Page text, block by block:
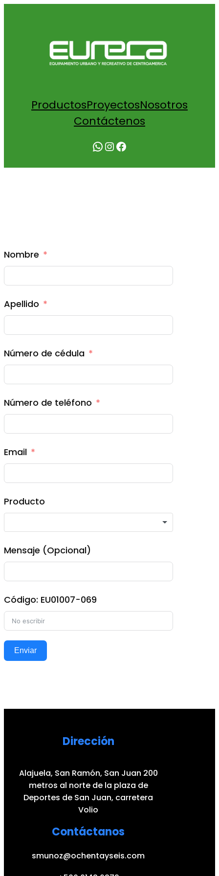
ProductosProyectosNosotros
Contáctenos
WhatsApp Instagram Facebook
Nombre
Apellido
Número de cédula
Número de teléfono
Email
Producto
Mensaje (Opcional)
Código: EU01007-069
Enviar
Dirección
Alajuela, San Ramón, San Juan 200
metros al norte de la plaza de
Deportes de San Juan, carretera
Volio
Contáctanos
smunoz@ochentayseis.com